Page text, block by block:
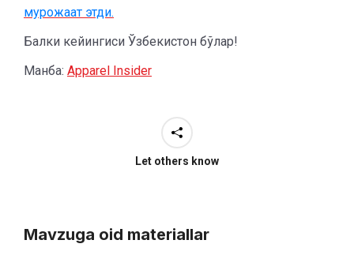
мурожаат этди.
Балки кейингиси Ўзбекистон бўлар!
Манба: Apparel Insider
Let others know
Mavzuga oid materiallar